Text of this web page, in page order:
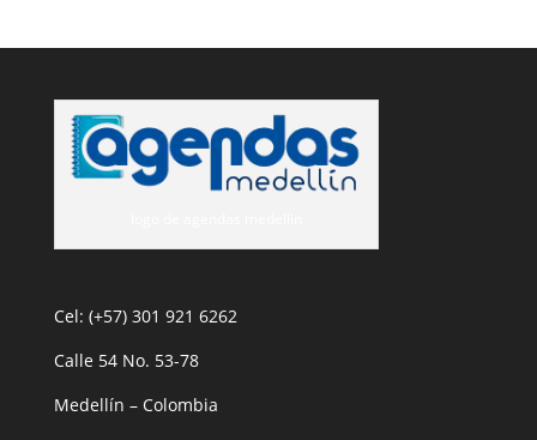
Cel: (+57) 301 921 6262
Calle 54 No. 53-78
Medellín – Colombia